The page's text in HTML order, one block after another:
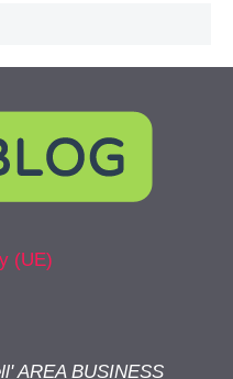
(UE)
AREA BUSINESS